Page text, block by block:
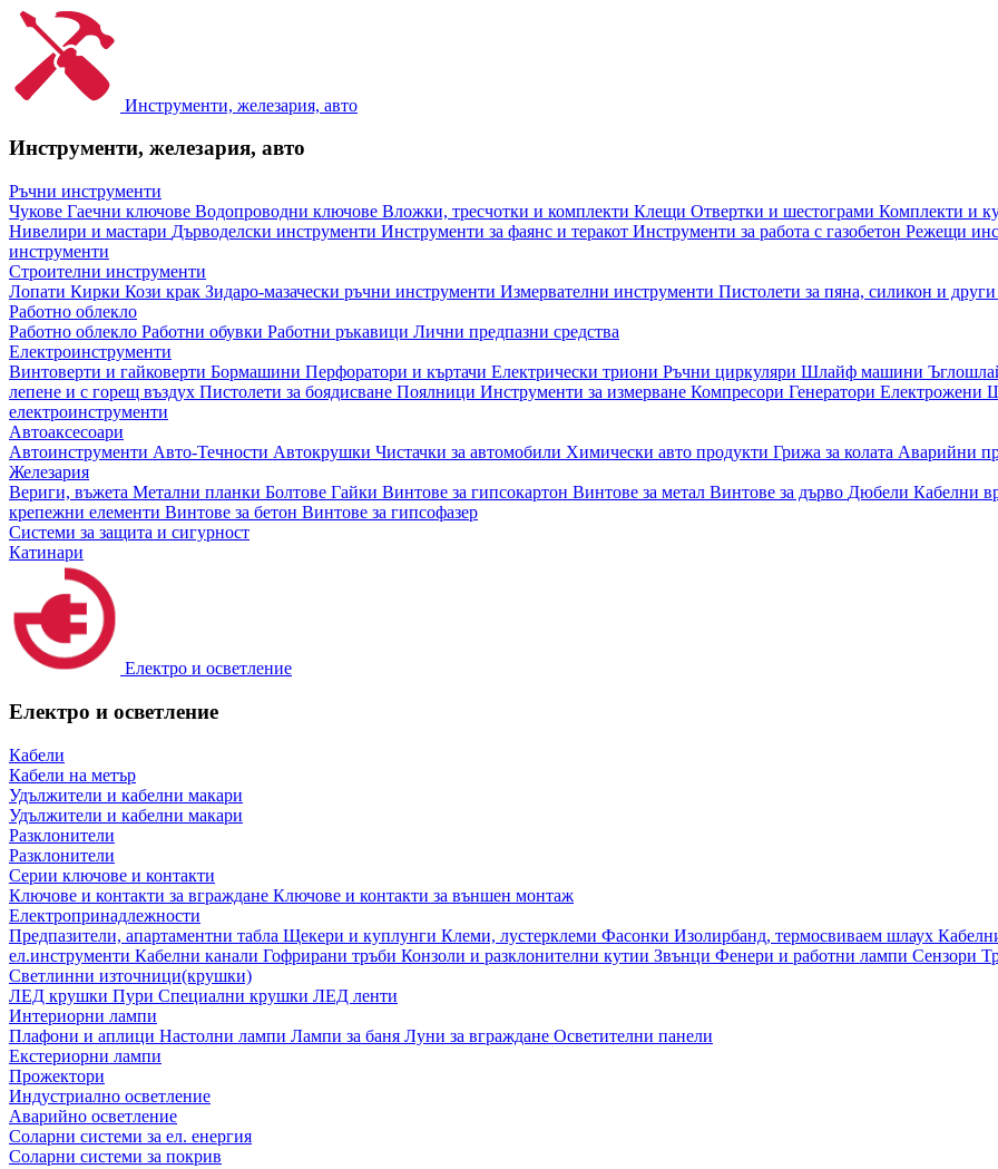
Инструменти, железария, авто
Инструменти, железария, авто
Ръчни инструменти
Чукове Гаечни ключове Водопроводни ключове Вложки, тресчотки и комплекти Клещи Отвертки и шестограми Комплекти и
Нивелири и мастари Дърводелски инструменти Инструменти за фаянс и теракот Инструменти за работа с газобетон Режещи
инструменти
Строителни инструменти
Лопати Кирки Кози крак Зидаро-мазачески ръчни инструменти Измервателни инструменти Пистолети за пяна, силикон и
Работно облекло
Работно облекло Работни обувки Работни ръкавици Лични предпазни средства
Електроинструменти
Винтоверти и гайковерти Бормашини Перфоратори и къртачи Електрически триони Ръчни циркуляри Шлайф машини
лепене и с горещ въздух Пистолети за боядисване Поялници Инструменти за измерване Компресори Генератори Електрожени
електроинструменти
Автоаксесоари
Автоинструменти Авто-Течности Автокрушки Чистачки за автомобили Химически авто продукти Грижа за колата Аварийни
Железария
Вериги, въжета Метални планки Болтове Гайки Винтове за гипсокартон Винтове за метал Винтове за дърво Дюбели Кабелни
крепежни елементи Винтове за бетон Винтове за гипсофазер
Системи за защита и сигурност
Катинари
Електро и осветление
Електро и осветление
Кабели
Кабели на метър
Удължители и кабелни макари
Удължители и кабелни макари
Разклонители
Разклонители
Серии ключове и контакти
Ключове и контакти за вграждане Ключове и контакти за външен монтаж
Електропринадлежности
Предпазители, апартаментни табла Щекери и куплунги Клеми, лустерклеми Фасонки Изолирбанд, термосвиваем шлаух
ел.инструменти Кабелни канали Гофрирани тръби Конзоли и разклонителни кутии Звънци Фенери и работни лампи Сензори
Светлинни източници(крушки)
ЛЕД крушки Пури Специални крушки ЛЕД ленти
Интериорни лампи
Плафони и аплици Настолни лампи Лампи за баня Луни за вграждане Осветителни панели
Екстериорни лампи
Прожектори
Индустриално осветление
Аварийно осветление
Соларни системи за ел. енергия
Соларни системи за покрив